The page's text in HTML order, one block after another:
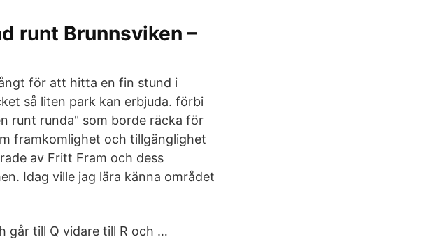
runt Brunnsviken –
för att hitta en fin stund i
så liten park kan erbjuda. förbi
runt runda" som borde räcka för
framkomlighet och tillgänglighet
av Fritt Fram och dess
Idag ville jag lära känna området
går till Q vidare till R och …